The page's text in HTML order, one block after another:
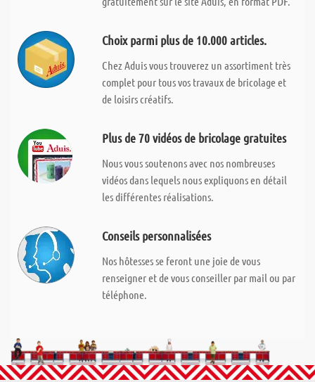
Choix parmi plus de 10.000 articles.
Chez Aduis vous trouverez un assortiment très
complet pour tous vos travaux de bricolage et
de loisirs créatifs.
Plus de 70 vidéos de bricolage gratuites
Nous vous soutenons avec nos nombreuses
vidéos dans lequels nous expliquons en détail
les différentes réalisations.
Conseils personnalisées
Nos hôtesses se feront une joie de vous
renseigner et de vous conseiller par mail ou par
téléphone.